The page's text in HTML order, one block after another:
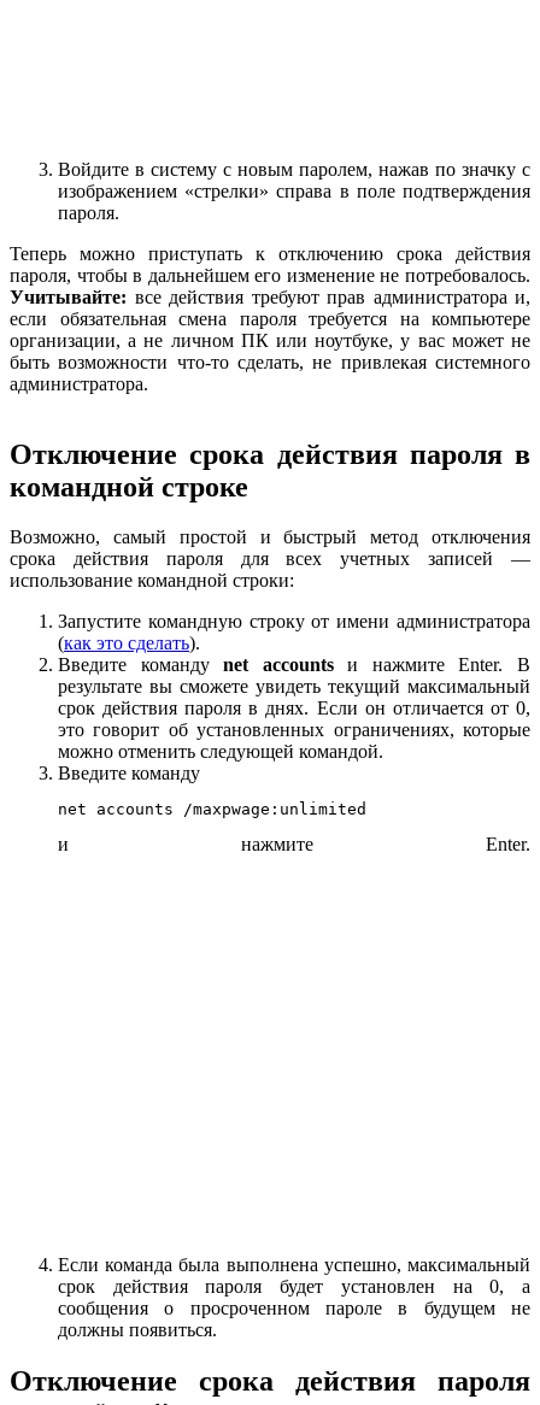
Войдите в систему с новым паролем, нажав по значку с
изображением «стрелки» справа в поле подтверждения
пароля.
Теперь можно приступать к отключению срока действия
пароля, чтобы в дальнейшем его изменение не потребовалось.
Учитывайте: все действия требуют прав администратора и,
если обязательная смена пароля требуется на компьютере
организации, а не личном ПК или ноутбуке, у вас может не
быть возможности что-то сделать, не привлекая системного
администратора.
Отключение срока действия пароля в
командной строке
Возможно, самый простой и быстрый метод отключения
срока действия пароля для всех учетных записей —
использование командной строки:
Запустите командную строку от имени администратора
(как это сделать).
Введите командуnet accountsи нажмите Enter. В
результате вы сможете увидеть текущий максимальный
срок действия пароля в днях. Если он отличается от 0,
это говорит об установленных ограничениях, которые
можно отменить следующей командой.
Введите команду
net accounts /maxpwage:unlimited
и нажмите Enter.
Если команда была выполнена успешно, максимальный
срок действия пароля будет установлен на 0, а
сообщения о просроченном пароле в будущем не
должны появиться.
Отключение срока действия пароля